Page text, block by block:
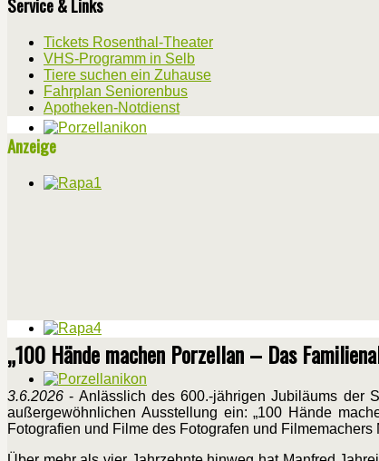
Service & Links
Tickets Rosenthal-Theater
VHS-Programm in Selb
Tiere suchen ein Zuhause
Fahrplan Seniorenbus
Apotheken-Notdienst
Anzeige
„100 Hände machen Porzellan – Das
3.6.2026 - Anlässlich des 600.-jährigen Jubiläums der
außergewöhnlichen Ausstellung ein: „100 Hände
Fotografien und Filme des Fotografen und